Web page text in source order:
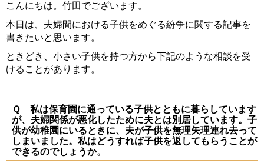
こんにちは。竹田でございます。
本日は、夫婦間における子供をめぐる紛争に関する記事を
書きたいと思います。
ときどき、小さい子供を持つ方から下記のような相談を受
けることがあります。
Ｑ 私は保育園に通っている子供とともに暮らしています
が、夫婦関係が悪化したために夫とは別居しています。子
供が幼稚園にいるときに、夫が子供を無理矢理連れ去って
しまいました。私はどうすれば子供を返してもらうことが
できるのでしょうか。